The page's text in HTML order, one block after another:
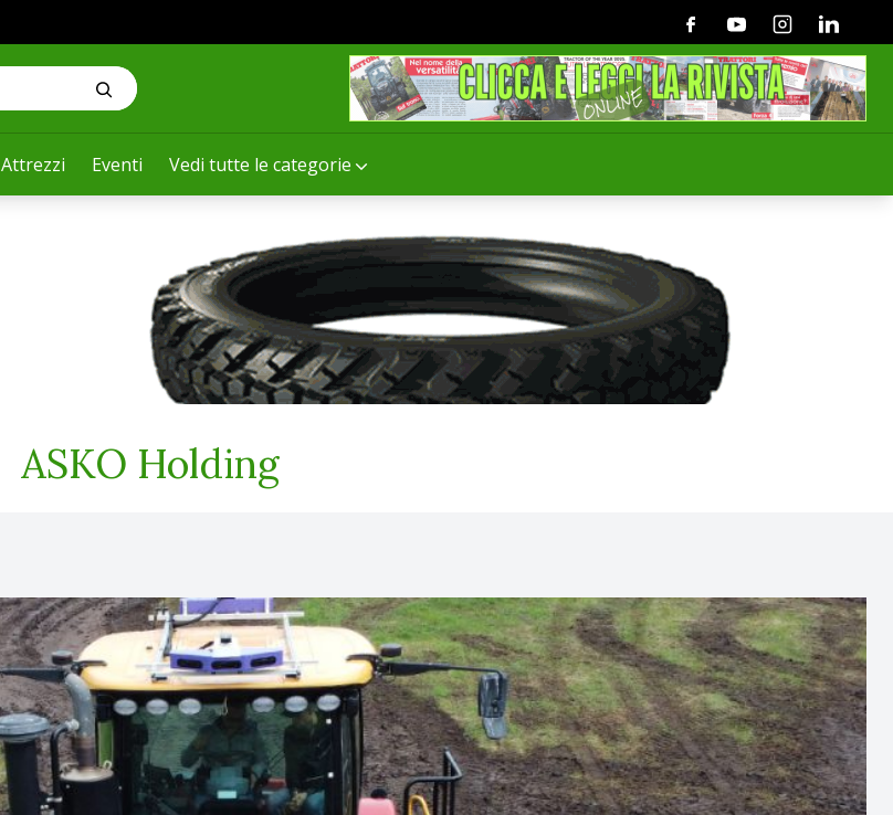
Attrezzi Eventi Vedi tutte le categorie
FacebookYoutubeInstagramLinkedin
ASKO Holding